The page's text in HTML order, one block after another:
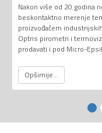
Nakon više od 20 godina
beskontaktno merenje
proizvođačem
Optris pirometri i
prodavati i pod Micro-
Opširnije...